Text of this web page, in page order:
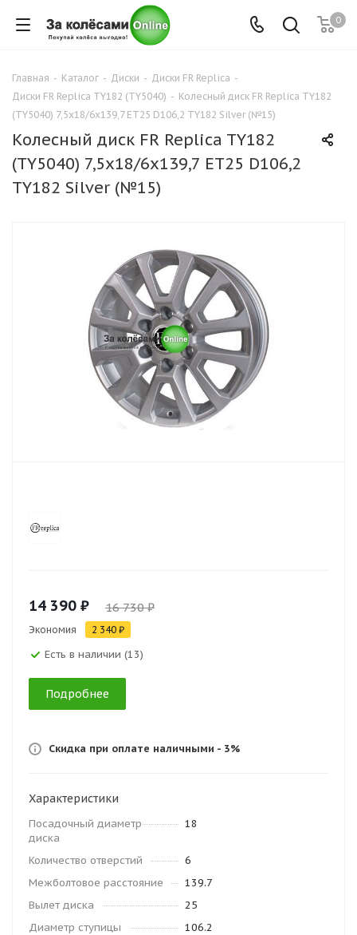
0
Главная - Каталог - Диски - Диски FR Replica -
Диски FR Replica TY182 (TY5040) - Колесный диск FR Replica TY182
(TY5040) 7,5x18/6x139,7 ET25 D106,2 TY182 Silver (№15)
Колесный диск FR Replica TY182
(TY5040) 7,5x18/6x139,7 ET25 D106,2
TY182 Silver (№15)
14 390 ₽ 16 730 ₽
Экономия 2 340 ₽
Есть в наличии (13)
Подробнее
Скидка при оплате наличными - 3%
Характеристики
Посадочный диаметр
диска
18
Количество отверстий
6
Межболтовое расстояние
139.7
Вылет диска
25
Диаметр ступицы
106.2